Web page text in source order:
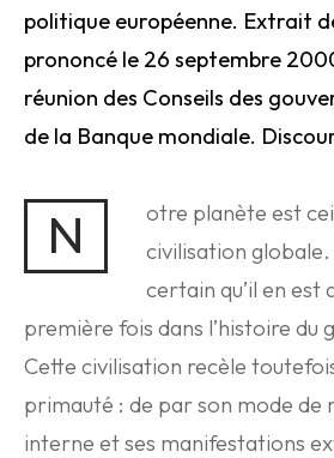
politique européenne. Extrait
prononcé le 26 septembre
réunion des Conseils des
de la Banque mondiale.
N
otre planète est
civilisation
certain qu’il en est
première fois dans l’histoire du
Cette civilisation recèle
primauté : de par son mode de
interne et ses manifestations